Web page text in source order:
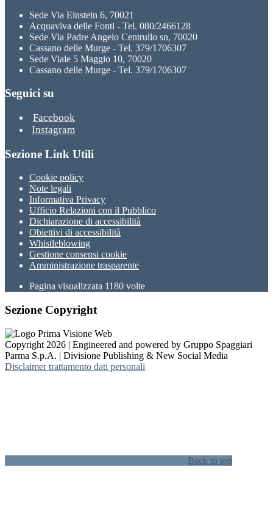
Sede Via Einstein 6, 70021
Acquaviva delle Fonti - Tel. 080/2466128
Sede Via Padre Angelo Centrullo sn, 70020
Cassano delle Murge - Tel. 379/1706307
Sede Viale 5 Maggio 10, 70020
Cassano delle Murge - Tel. 379/1706307
Seguici su
Facebook
Instagram
Sezione Link Utili
Cookie policy
Note legali
Informativa Privacy
Ufficio Relazioni con il Pubblico
Dichiarazione di accessibilità
Obiettivi di accessibilità
Whistleblowing
Gestione consensi cookie
Amministrazione trasparente
Pagina visualizzata 1180 volte
Sezione Copyright
Copyright 2026 | Engineered and powered by Gruppo Spaggiari
Parma S.p.A. | Divisione Publishing & New Social Media
Disclaimer trattamento dati personali
Back to top